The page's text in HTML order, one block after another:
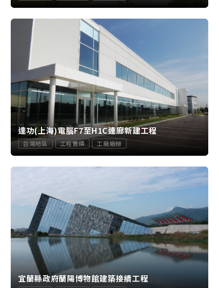
達功(上海)電腦F7至H1C連廊新建工程
台灣地區 工程實績 工廠廠辦
宜蘭縣政府蘭陽博物館建築接續工程